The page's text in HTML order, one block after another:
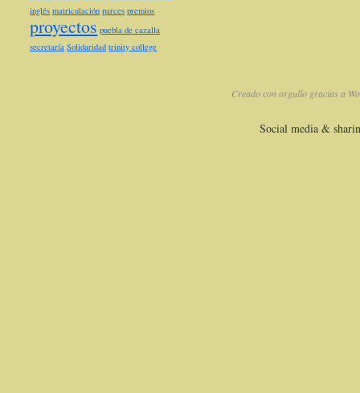
inglés matriculación parces premios
proyectos puebla de cazalla
secretaría Solidaridad trinity college
Creado con orgullo gracias a
Social media &